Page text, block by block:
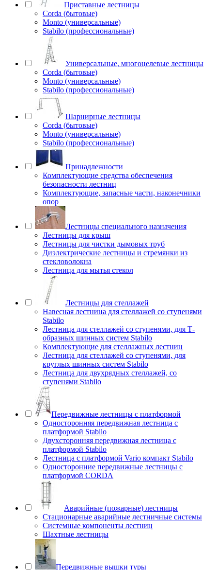
Приставные лестницы
Corda (бытовые)
Monto (универсальные)
Stabilo (профессиональные)
Универсальные, многоцелевые лестницы
Corda (бытовые)
Monto (универсальные)
Stabilo (профессиональные)
Шарнирные лестницы
Corda (бытовые)
Monto (универсальные)
Stabilo (профессиональные)
Принадлежности
Комплектующие средства обеспечения
безопасности лестниц
Комплектующие, запасные части, наконечники
опор
Лестницы специального назначения
Лестницы для крыш
Лестницы для чистки дымовых труб
Диэлектрические лестницы и стремянки из
стекловолокна
Лестница для мытья стекол
Лестницы для стеллажей
Навесная лестница для стеллажей со ступенями
Stabilo
Лестница для стеллажей со ступенями, для Т-
образных шинных систем Stabilo
Комплектующие для стеллажных лестниц
Лестница для стеллажей со ступенями, для
круглых шинных систем Stabilo
Лестница для двухрядных стеллажей, со
ступенями Stabilo
Передвижные лестницы с платформой
Односторонняя передвижная лестница с
платформой Stabilo
Двухсторонняя передвижная лестница с
платформой Stabilo
Лестница с платформой Vario компакт Stabilo
Односторонние передвижные лестницы с
платформой CORDA
Аварийные (пожарные) лестницы
Стационарные аварийные лестничные системы
Системные компоненты лестниц
Шахтные лестницы
Передвижные вышки туры